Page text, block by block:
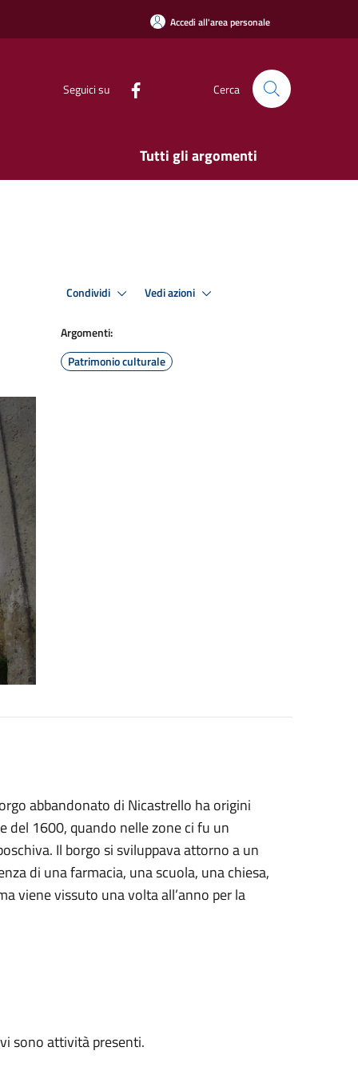
Accedi all'area personale
Seguici su Cerca
Tutti gli argomenti
Condividi Vedi azioni
Argomenti:
Patrimonio culturale
abbandonato di Nicastrello ha origini
del 1600, quando nelle zone ci fu un
Il borgo si sviluppava attorno a un
di una farmacia, una scuola, una chiesa,
viene vissuto una volta all’anno per la
sono attività presenti.